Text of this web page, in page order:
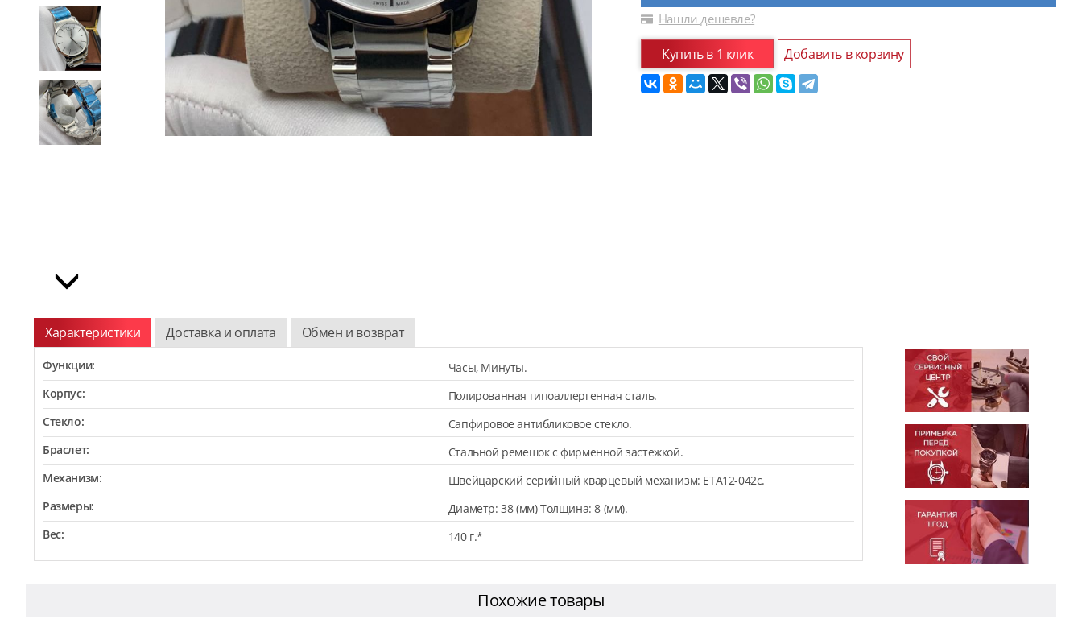
Нашли дешевле?
Купить в 1 клик Добавить в корзину
Характеристики Доставка и оплата Обмен и возврат
Функции:
Часы, Минуты.
Корпус:
Полированная гипоаллергенная сталь.
Стекло:
Сапфировое антибликовое стекло.
Браслет:
Стальной ремешок с фирменной застежкой.
Механизм:
Швейцарский серийный кварцевый механизм: ETA12-042c.
Размеры:
Диаметр: 38 (мм) Толщина: 8 (мм).
Вес:
140 г.*
Похожие товары